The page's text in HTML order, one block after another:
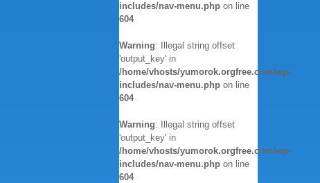
includes/nav-menu.php on line
604
Warning: Illegal string offset
'output_key' in
/home/vhosts/yumorok.orgfree.com/wp-
includes/nav-menu.php on line
604
Warning: Illegal string offset
'output_key' in
/home/vhosts/yumorok.orgfree.com/wp-
includes/nav-menu.php on line
604